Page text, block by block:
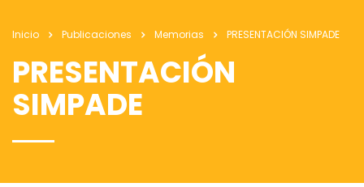
Inicio Publicaciones Memorias PRESENTACIÓN SIMPADE
PRESENTACIÓN
SIMPADE